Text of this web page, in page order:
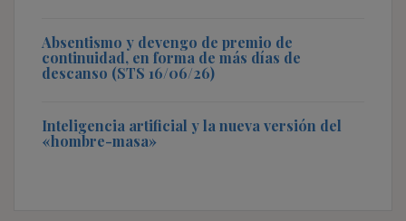
Absentismo y devengo de premio de
continuidad, en forma de más días de
descanso (STS 16/06/26)
Inteligencia artificial y la nueva versión del
«hombre-masa»